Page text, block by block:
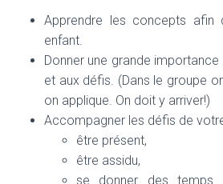
Apprendre les concepts afin
enfant.
Donner une grande
et aux défis. (Dans le groupe
on applique. On doit y arriver!)
Accompagner les défis de
être présent,
être assidu,
se donner des temps